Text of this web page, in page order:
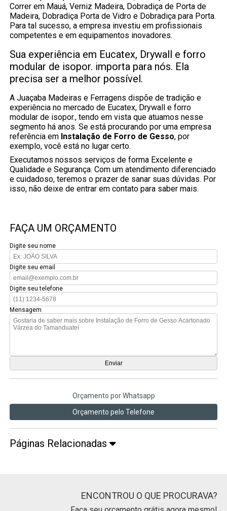
Correr em Mauá, Verniz Madeira, Dobradiça de Porta de
Madeira, Dobradiça Porta de Vidro e Dobradiça para Porta.
Para tal sucesso, a empresa investiu em profissionais
competentes e em equipamentos inovadores.
Sua experiência em Eucatex, Drywall e forro
modular de isopor. importa para nós. Ela
precisa ser a melhor possível.
A Juaçaba Madeiras e Ferragens dispõe de tradição e
experiência no mercado de Eucatex, Drywall e forro
modular de isopor., tendo em vista que atuamos nesse
segmento há anos. Se está procurando por uma empresa
referência em Instalação de Forro de Gesso, por
exemplo, você está no lugar certo.
Executamos nossos serviços de forma Excelente e
Qualidade e Segurança. Com um atendimento diferenciado
e cuidadoso, teremos o prazer de sanar suas dúvidas. Por
isso, não deixe de entrar em contato para saber mais.
FAÇA UM ORÇAMENTO
Digite seu nome
Digite seu email
Digite seu telefone
Mensagem
Orçamento por Whatsapp
Orçamento pelo Telefone
Páginas Relacionadas
ENCONTROU O QUE PROCURAVA?